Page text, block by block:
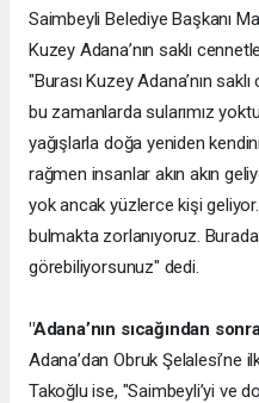
Saimbeyli Belediye Başkanı
Kuzey Adana’nın saklı
"Burası Kuzey Adana’nın
bu zamanlarda sularımız
yağışlarla doğa yeniden
rağmen insanlar akın akın
yok ancak yüzlerce kişi
bulmakta zorlanıyoruz.
görebiliyorsunuz" dedi.
"Adana’nın sıcağından
Adana’dan Obruk Şelalesi’ne
Takoğlu ise, "Saimbeyli’yi ve